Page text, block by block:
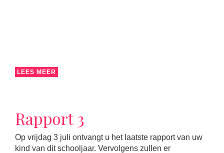
LEES MEER
Rapport 3
Op vrijdag 3 juli ontvangt u het laatste rapport van uw
kind van dit schooljaar. Vervolgens zullen er